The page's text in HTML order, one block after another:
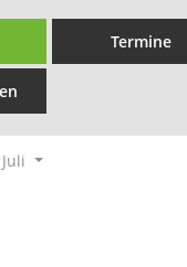
Termine
Juli